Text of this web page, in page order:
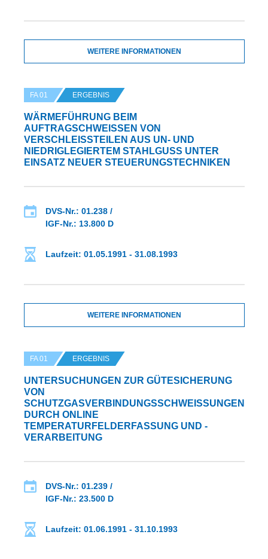
WEITERE INFORMATIONEN
FA 01 ERGEBNIS
WÄRMEFÜHRUNG BEIM
AUFTRAGSCHWEISSEN VON V
ERSCHLEISSTEILEN AUS UN- UND NI
EDRIGLEGIERTEM STAHLGUSS UNTER EIN
SATZ NEUER STEUERUNGSTECHNIKEN
DVS-Nr.: 01.238 /
IGF-Nr.: 13.800 D
Laufzeit: 01.05.1991 - 31.08.1993
WEITERE INFORMATIONEN
FA 01 ERGEBNIS
UNTERSUCHUNGEN ZUR GÜTESICHERUNG
VON
SCHUTZGASVERBINDUNGSSCHWEISSUNGEN D
URCH ONLINE T
EMPERATURFELDERFASSUNG UND -V
ERARBEITUNG
DVS-Nr.: 01.239 /
IGF-Nr.: 23.500 D
Laufzeit: 01.06.1991 - 31.10.1993